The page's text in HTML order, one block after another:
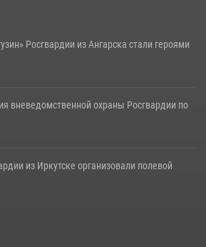
Росгвардии из Ангарска стали героями
вневедомственной охраны Росгвардии по
из Иркутске организовали полевой